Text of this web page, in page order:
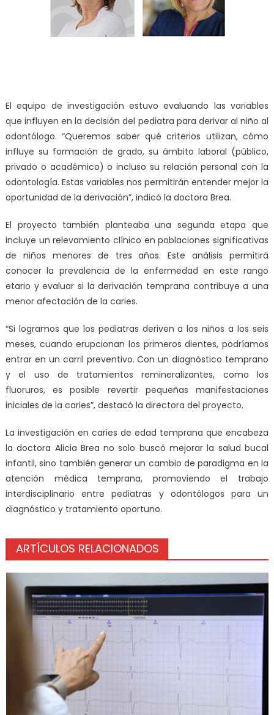
El equipo de investigación estuvo evaluando las variables
que influyen en la decisión del pediatra para derivar al niño al
odontólogo. “Queremos saber qué criterios utilizan, cómo
influye su formación de grado, su ámbito laboral (público,
privado o académico) o incluso su relación personal con la
odontología. Estas variables nos permitirán entender mejor la
oportunidad de la derivación”, indicó la doctora Brea.
El proyecto también planteaba una segunda etapa que
incluye un relevamiento clínico en poblaciones significativas
de niños menores de tres años. Este análisis permitirá
conocer la prevalencia de la enfermedad en este rango
etario y evaluar si la derivación temprana contribuye a una
menor afectación de la caries.
“Si logramos que los pediatras deriven a los niños a los seis
meses, cuando erupcionan los primeros dientes, podríamos
entrar en un carril preventivo. Con un diagnóstico temprano
y el uso de tratamientos remineralizantes, como los
fluoruros, es posible revertir pequeñas manifestaciones
iniciales de la caries”, destacó la directora del proyecto.
La investigación en caries de edad temprana que encabeza
la doctora Alicia Brea no solo buscó mejorar la salud bucal
infantil, sino también generar un cambio de paradigma en la
atención médica temprana, promoviendo el trabajo
interdisciplinario entre pediatras y odontólogos para un
diagnóstico y tratamiento oportuno.
ARTÍCULOS RELACIONADOS